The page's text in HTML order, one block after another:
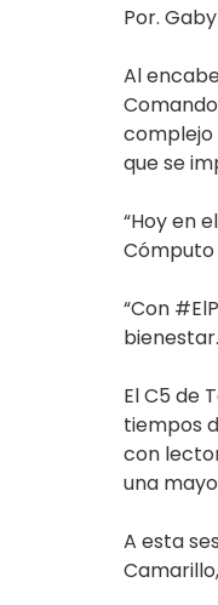
Por.
Al
complejo
que se
“Hoy en
“Con
El C5 de
tiempos
con
una
A esta